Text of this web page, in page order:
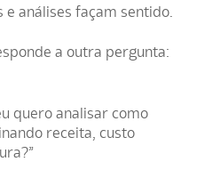
análises façam sentido.
a outra pergunta:
quero analisar como
receita, custo